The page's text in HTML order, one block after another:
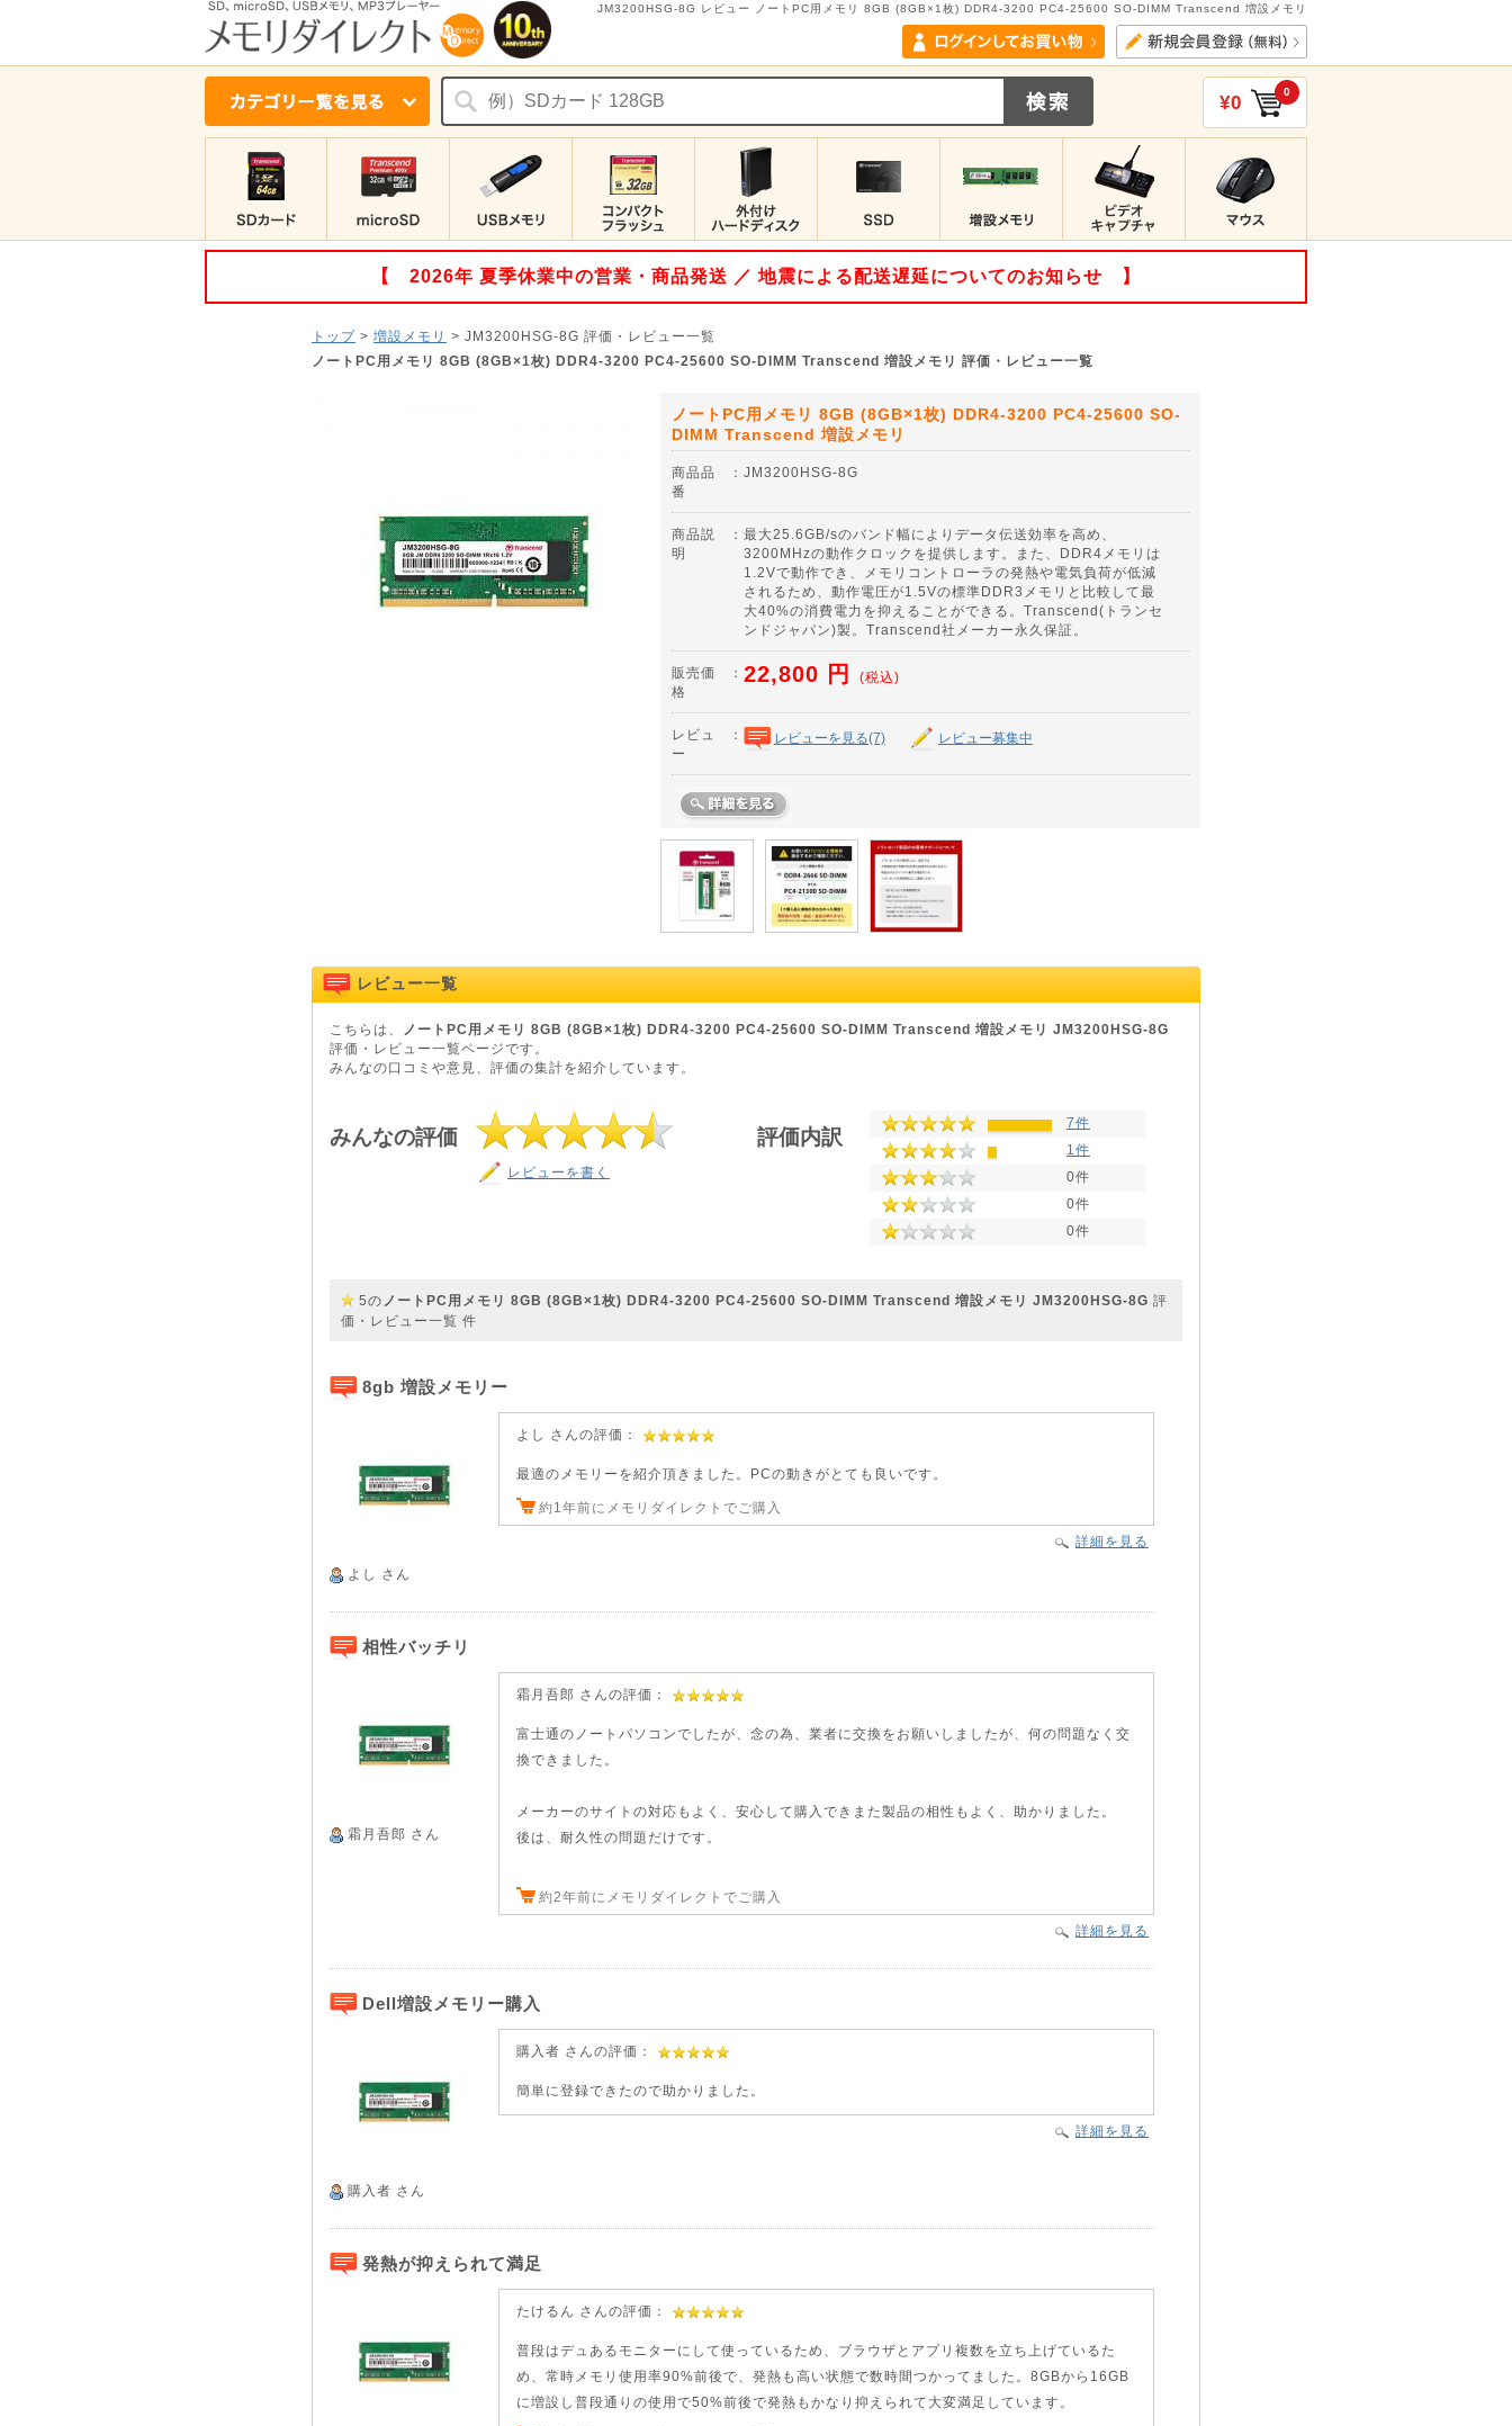
JM3200HSG-8G レビュー ノートPC用メモリ 8GB (8GB×1枚) DDR4-3200 PC4-25600 SO-DIMM Transcend 増設メモリ
¥0 0
【 2026年 夏季休業中の営業・商品発送 ／ 地震による配送遅延についてのお知らせ 】
トップ > 増設メモリ > JM3200HSG-8G 評価・レビュー一覧
ノートPC用メモリ 8GB (8GB×1枚) DDR4-3200 PC4-25600 SO-DIMM Transcend 増設メモリ 評価・レビュー一覧
ノートPC用メモリ 8GB (8GB×1枚) DDR4-3200 PC4-25600 SO-
DIMM Transcend 増設メモリ
商品品
番
：JM3200HSG-8G
商品説
明
：最大25.6GB/sのバンド幅によりデータ伝送効率を高め、
3200MHzの動作クロックを提供します。また、DDR4メモリは
1.2Vで動作でき、メモリコントローラの発熱や電気負荷が低減
されるため、動作電圧が1.5Vの標準DDR3メモリと比較して最
大40%の消費電力を抑えることができる。Transcend(トランセ
ンドジャパン)製。Transcend社メーカー永久保証。
販売価
格
： 22,800 円 (税込)
レビュ
ー
： レビューを見る(7) レビュー募集中
レビュー一覧
こちらは、
ノートPC用メモリ 8GB (8GB×1枚) DDR4-3200 PC4-25600 SO-DIMM Transcend 増設メモリ JM3200HSG-8G
評価・レビュー一覧ページです。
みんなの口コミや意見、評価の集計を紹介しています。
みんなの評価
レビューを書く
評価内訳
7件
1件
0件
0件
0件
5の ノートPC用メモリ 8GB (8GB×1枚) DDR4-3200 PC4-25600 SO-DIMM Transcend 増設メモリ JM3200HSG-8G 評
価・レビュー一覧 件
8gb 増設メモリー
よし さん
よし さんの評価：
最適のメモリーを紹介頂きました。PCの動きがとても良いです。
約1年前にメモリダイレクトでご購入
詳細を見る
相性バッチリ
霜月吾郎 さん
霜月吾郎 さんの評価：
富士通のノートパソコンでしたが、念の為、業者に交換をお願いしましたが、何の問題なく交
換できました。
メーカーのサイトの対応もよく、安心して購入できまた製品の相性もよく、助かりました。
後は、耐久性の問題だけです。
約2年前にメモリダイレクトでご購入
詳細を見る
Dell増設メモリー購入
購入者 さん
購入者 さんの評価：
簡単に登録できたので助かりました。
詳細を見る
発熱が抑えられて満足
たけるん さんの評価：
普段はデュあるモニターにして使っているため、ブラウザとアプリ複数を立ち上げているた
め、常時メモリ使用率90%前後で、発熱も高い状態で数時間つかってました。8GBから16GB
に増設し普段通りの使用で50%前後で発熱もかなり抑えられて大変満足しています。